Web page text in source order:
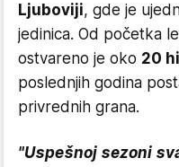
Ljuboviji, gde je
jedinica. Od početka
ostvareno je oko 20
poslednjih godina
privrednih grana.
"Uspešnoj sezoni